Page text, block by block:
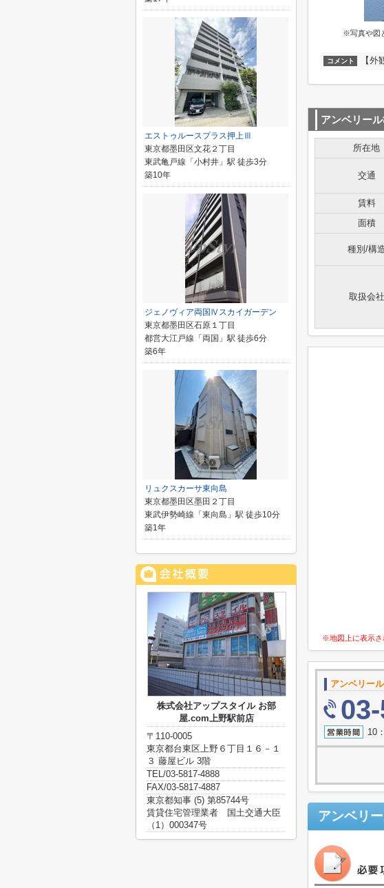
※写真や図
コメント 【外
アンベリー
所在地
交通
賃料
面積
種別/構
取扱会社
※地図上に表示さ
アンベリー
03-
10
アンベリ
エストゥルースプラス押上Ⅲ
東京都墨田区文花２丁目
東武亀戸線「小村井」駅 徒歩3分
築10年
ジェノヴィア両国Ⅳスカイガーデン
東京都墨田区石原１丁目
都営大江戸線「両国」駅 徒歩6分
築6年
リュクスカーサ東向島
東京都墨田区墨田２丁目
東武伊勢崎線「東向島」駅 徒歩10分
築1年
株式会社アップスタイル お部
屋.com上野駅前店
〒110-0005
東京都台東区上野６丁目１６－１
３ 藤屋ビル 3階
TEL/03-5817-4888
FAX/03-5817-4887
東京都知事 (5) 第85744号
賃貸住宅管理業者 国土交通大臣
（1）000347号